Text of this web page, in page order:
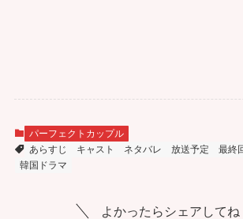
パーフェクトカップル
あらすじ
キャスト ネタバレ 放送予定 最終
韓国ドラマ
よかったらシェアしてね